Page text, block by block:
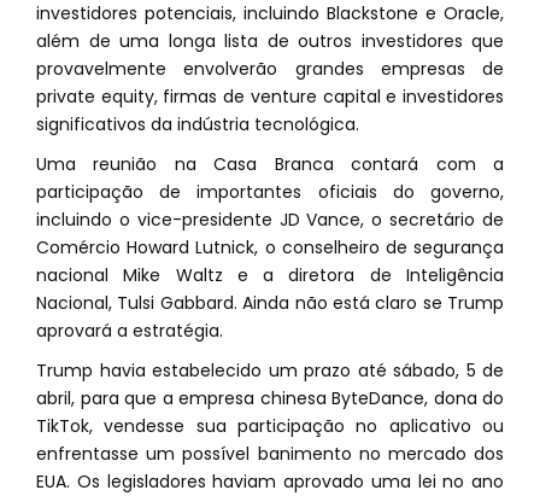
investidores potenciais, incluindo Blackstone e Oracle,
além de uma longa lista de outros investidores que
provavelmente envolverão grandes empresas de
private equity, firmas de venture capital e investidores
significativos da indústria tecnológica.
Uma reunião na Casa Branca contará com a
participação de importantes oficiais do governo,
incluindo o vice-presidente JD Vance, o secretário de
Comércio Howard Lutnick, o conselheiro de segurança
nacional Mike Waltz e a diretora de Inteligência
Nacional, Tulsi Gabbard. Ainda não está claro se Trump
aprovará a estratégia.
Trump havia estabelecido um prazo até sábado, 5 de
abril, para que a empresa chinesa ByteDance, dona do
TikTok, vendesse sua participação no aplicativo ou
enfrentasse um possível banimento no mercado dos
EUA. Os legisladores haviam aprovado uma lei no ano